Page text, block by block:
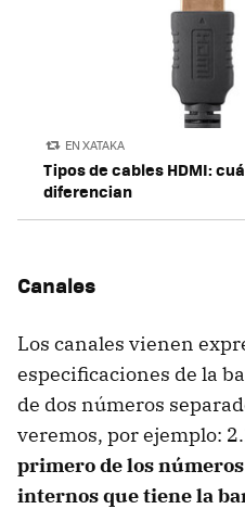
EN XATAKA
Tipos de cables HDMI:
diferencian
Canales
Los canales vienen
especificaciones de la
de dos números
veremos, por ejemplo:
primero de los
internos que tiene la